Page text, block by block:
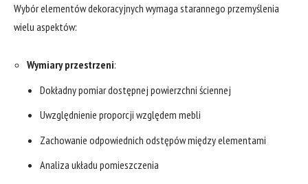
Wybór elementów dekoracyjnych wymaga starannego przemyślenia
wielu aspektów:
Wymiary przestrzeni:
Dokładny pomiar dostępnej powierzchni ściennej
Uwzględnienie proporcji względem mebli
Zachowanie odpowiednich odstępów między elementami
Analiza układu pomieszczenia